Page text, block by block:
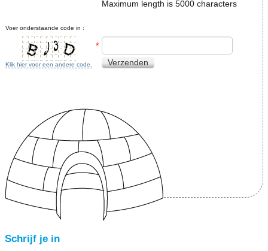
Maximum length is 5000 characters
Voer onderstaande code in :
Klik hier voor een andere code.
*
Verzenden
Schrijf je in